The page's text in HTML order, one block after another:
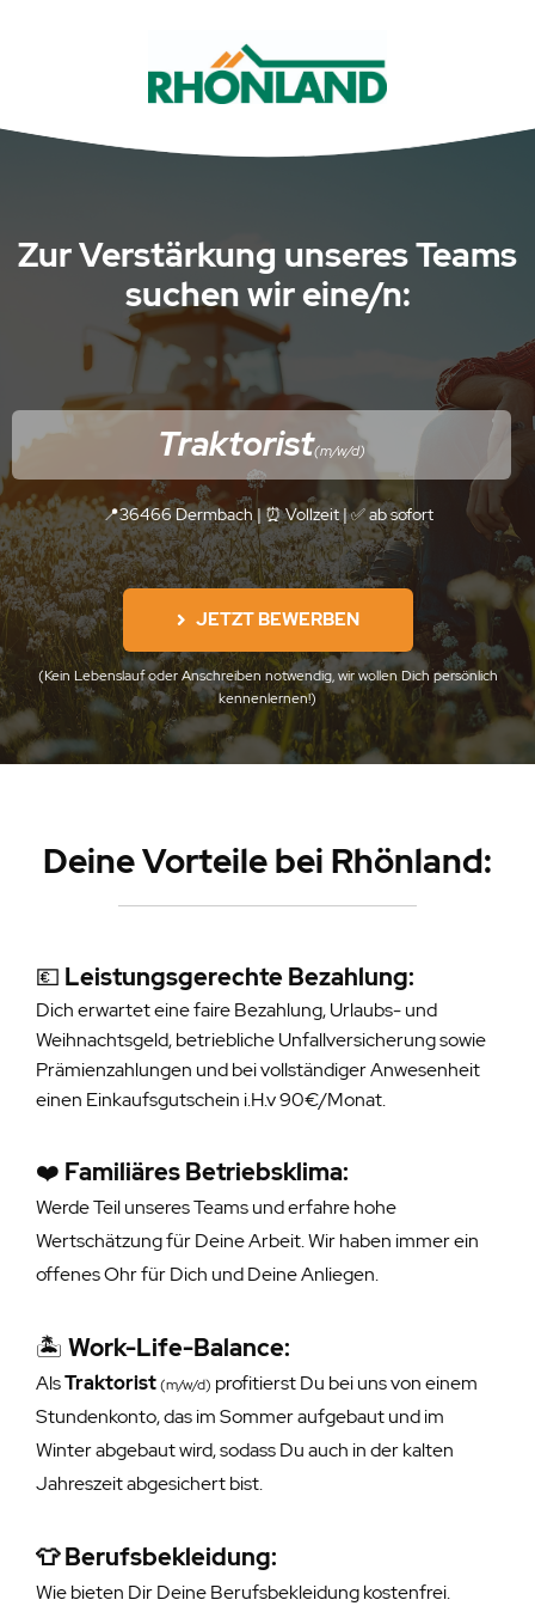
Zur Verstärkung unseres Teams
suchen wir eine/n:
Traktorist(m/w/d)
📍36466 Dermbach | ⏰ Vollzeit |✅ab sofort
JETZT BEWERBEN
(Kein Lebenslauf oder Anschreiben notwendig, wir wollen Dich persönlich
kennenlernen!)
Deine Vorteile bei Rhönland:
💶 Leistungsgerechte Bezahlung:
Dich erwartet eine faire Bezahlung, Urlaubs- und
Weihnachtsgeld, betriebliche Unfallversicherung sowie
Prämienzahlungen und bei vollständiger Anwesenheit
einen Einkaufsgutschein i.H.v 90€/Monat.
❤️ Familiäres Betriebsklima:
Werde Teil unseres Teams und erfahre hohe
Wertschätzung für Deine Arbeit. Wir haben immer ein
offenes Ohr für Dich und Deine Anliegen.
🏝️ Work-Life-Balance:
AlsTraktorist(m/w/d) profitierst Du bei uns von einem
Stundenkonto, das im Sommer aufgebaut und im
Winter abgebaut wird, sodass Du auch in der kalten
Jahreszeit abgesichert bist.
👕 Berufsbekleidung:
Wie bieten Dir Deine Berufsbekleidung kostenfrei.